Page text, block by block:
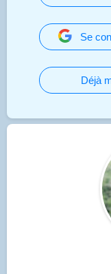
Se
Déjà